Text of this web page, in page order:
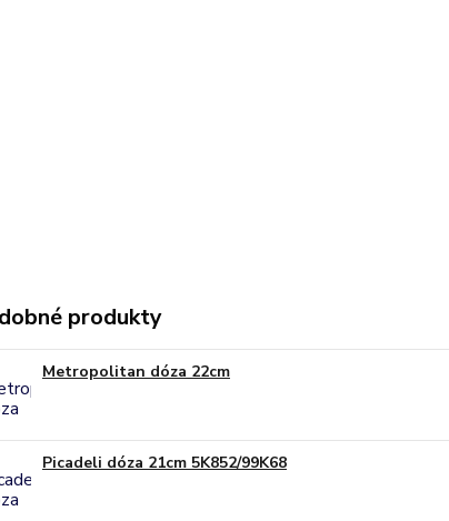
produkty
Metropolitan dóza 22cm
Picadeli dóza 21cm 5K852/99K68